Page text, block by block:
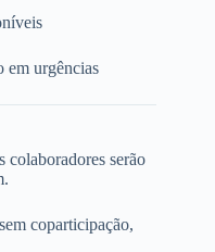
em urgências
colaboradores serão
coparticipação,